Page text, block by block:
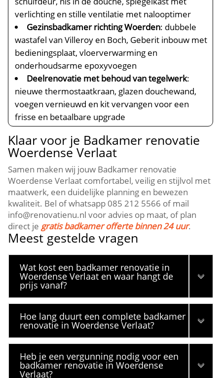
verlichting en stille ventilatie met nalooptimer
Gezinsbadkamer richting Woerden: dubbele
wastafel van Villeroy en Boch, Geberit inbouw met
bedieningsplaat, vloerverwarming en
onderhoudsarme epoxyvoegen
Deelrenovatie met behoud van tegelwerk:
nieuwe thermostaatkraan, glazen douchewand,
voegen vernieuwd en kit vervangen voor een
frisse en betaalbare upgrade
Klaar voor je Badkamer renovatie
Woerdense Verlaat
Samen maken wij jouw Badkamer renovatie
Woerdense Verlaat comfortabel, veilig en stijlvol met
maatwerk, een duidelijke planning en bewezen
kwaliteit.​ Bel of whatsapp 085 212 5566 of mail
info@renovatienu.​nl voor advies op maat, of plan
direct jegratis badkamer offerte binnen 24 uur.​
Meest gestelde vragen
Wat kost een badkamer renovatie in
Woerdense Verlaat en waar hangt de
prijs vanaf?
Hoe lang duurt een complete badkamer
renovatie in Woerdense Verlaat?
Heb je een vergunning nodig voor een
badkamer renovatie in Woerdense
Verlaat?